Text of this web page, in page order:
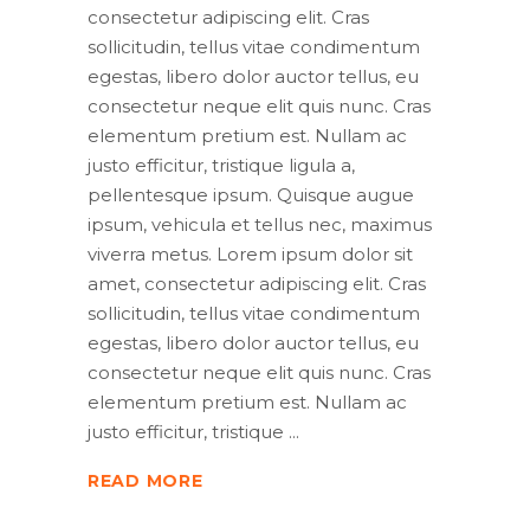
consectetur adipiscing elit. Cras
sollicitudin, tellus vitae condimentum
egestas, libero dolor auctor tellus, eu
consectetur neque elit quis nunc. Cras
elementum pretium est. Nullam ac
justo efficitur, tristique ligula a,
pellentesque ipsum. Quisque augue
ipsum, vehicula et tellus nec, maximus
viverra metus. Lorem ipsum dolor sit
amet, consectetur adipiscing elit. Cras
sollicitudin, tellus vitae condimentum
egestas, libero dolor auctor tellus, eu
consectetur neque elit quis nunc. Cras
elementum pretium est. Nullam ac
justo efficitur, tristique
READ MORE